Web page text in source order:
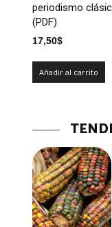
periodismo
(PDF)
17,50$
Añadir al carrito